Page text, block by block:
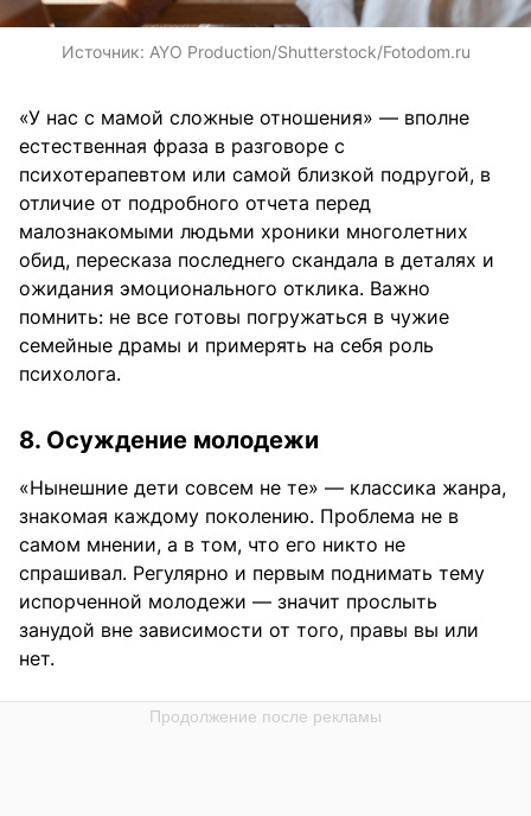
Источник: AYO Production/Shutterstock/Fotodom.ru
«У нас с мамой сложные отношения» — вполне
естественная фраза в разговоре с
психотерапевтом или самой близкой подругой, в
отличие от подробного отчета перед
малознакомыми людьми хроники многолетних
обид, пересказа последнего скандала в деталях и
ожидания эмоционального отклика. Важно
помнить: не все готовы погружаться в чужие
семейные драмы и примерять на себя роль
психолога.
8. Осуждение молодежи
«Нынешние дети совсем не те» — классика жанра,
знакомая каждому поколению. Проблема не в
самом мнении, а в том, что его никто не
спрашивал. Регулярно и первым поднимать тему
испорченной молодежи — значит прослыть
занудой вне зависимости от того, правы вы или
нет.